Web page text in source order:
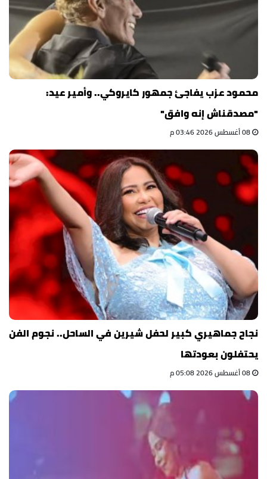
محمود عزب يفاجئ جمهور كايروكي.. وأمير عيد:
"مصدقناش إنه وافق"
نجاح جماهيري كبير لحفل شيرين في الساحل.. نجوم الفن
يحتفلون بعودتها